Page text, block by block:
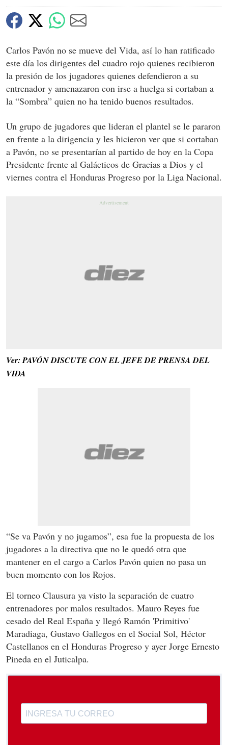
Carlos Pavón no se mueve del Vida, así lo han ratificado
este día los dirigentes del cuadro rojo quienes recibieron
la presión de los jugadores quienes defendieron a su
entrenador y amenazaron con irse a huelga si cortaban a
la “Sombra” quien no ha tenido buenos resultados.
Un grupo de jugadores que lideran el plantel se le pararon
en frente a la dirigencia y les hicieron ver que si cortaban
a Pavón, no se presentarían al partido de hoy en la Copa
Presidente frente al Galácticos de Gracias a Dios y el
viernes contra el Honduras Progreso por la Liga Nacional.
Ver: PAVÓN DISCUTE CON EL JEFE DE PRENSA DEL
VIDA
“Se va Pavón y no jugamos”, esa fue la propuesta de los
jugadores a la directiva que no le quedó otra que
mantener en el cargo a Carlos Pavón quien no pasa un
buen momento con los Rojos.
El torneo Clausura ya visto la separación de cuatro
entrenadores por malos resultados. Mauro Reyes fue
cesado del Real España y llegó Ramón 'Primitivo'
Maradiaga, Gustavo Gallegos en el Social Sol, Héctor
Castellanos en el Honduras Progreso y ayer Jorge Ernesto
Pineda en el Juticalpa.